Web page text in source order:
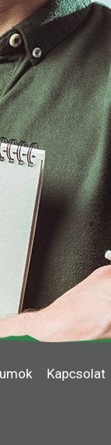
Kapcsolat